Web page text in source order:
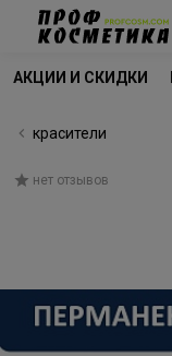
АКЦИИ И СКИДКИ
красители
нет отзывов